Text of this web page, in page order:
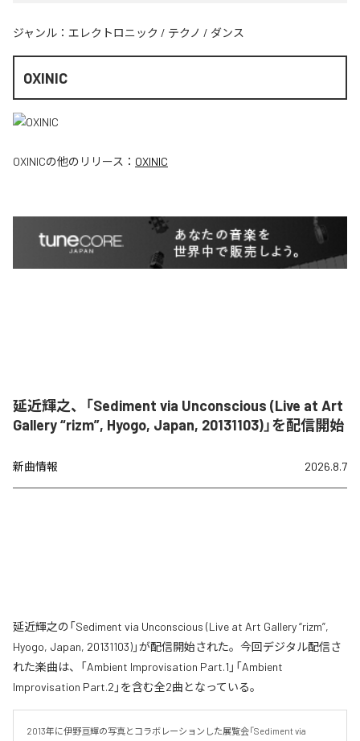
ジャンル： エレクトロニック / テクノ / ダンス
OXINIC
OXINICの他のリリース： OXINIC
延近輝之、「Sediment via Unconscious (Live at Art
Gallery “rizm”, Hyogo, Japan, 20131103)」を配信開始
新曲情報 2026.8.7
延近輝之の「Sediment via Unconscious (Live at Art Gallery “rizm”,
Hyogo, Japan, 20131103)」が配信開始された。今回デジタル配信さ
れた楽曲は、「Ambient Improvisation Part.1」「Ambient
Improvisation Part.2」を含む全2曲となっている。
2013年に伊野亘輝の写真とコラボレーションした展覧会「Sediment via